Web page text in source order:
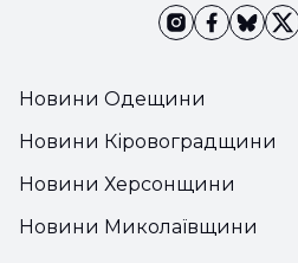
Новини Одещини
Новини Кіровоградщини
Новини Херсонщини
Новини Миколаївщини